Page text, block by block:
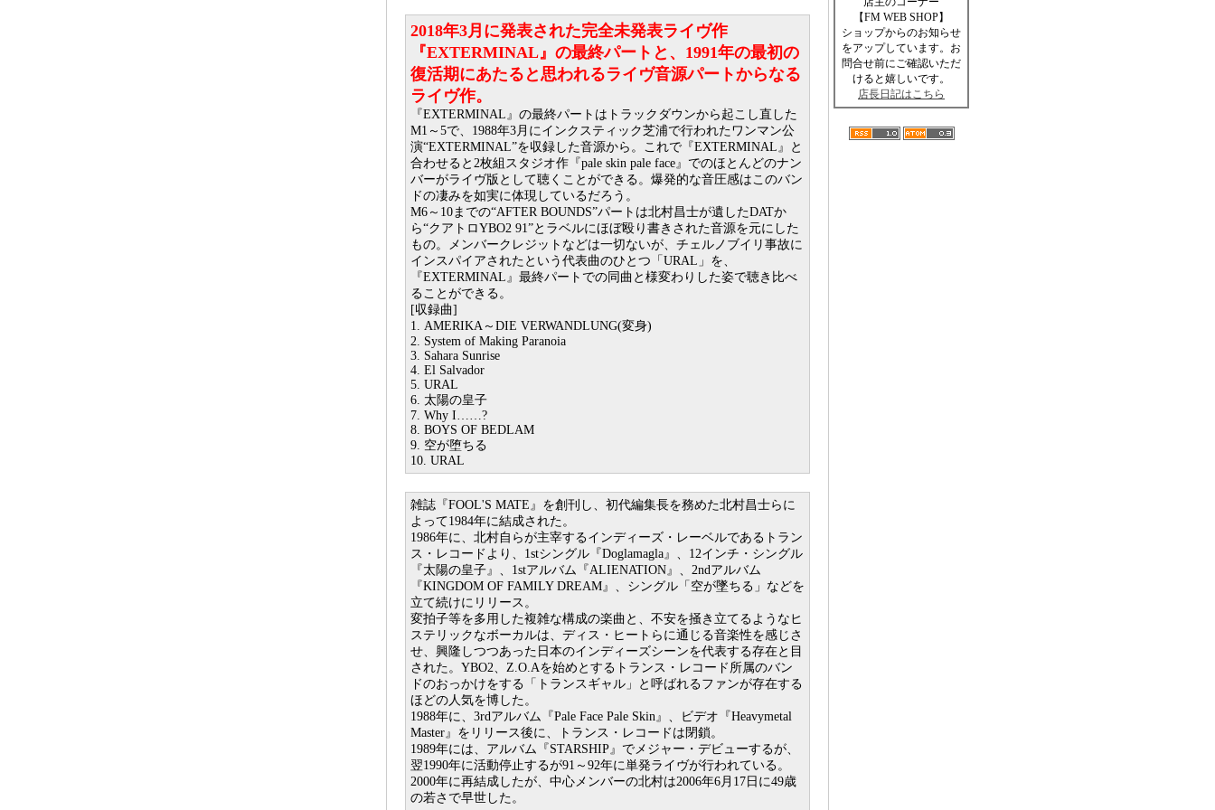
2018年3月に発表された完全未発表ライヴ作
『EXTERMINAL』の最終パートと、1991年の最初の
復活期にあたると思われるライヴ音源パートからなる
ライヴ作。
『EXTERMINAL』の最終パートはトラックダウンから起こし直した
M1～5で、1988年3月にインクスティック芝浦で行われたワンマン公
演“EXTERMINAL”を収録した音源から。これで『EXTERMINAL』と
合わせると2枚組スタジオ作『pale skin pale face』でのほとんどのナン
バーがライヴ版として聴くことができる。爆発的な音圧感はこのバン
ドの凄みを如実に体現しているだろう。
M6～10までの“AFTER BOUNDS”パートは北村昌士が遺したDATか
ら“クアトロYBO2 91”とラベルにほぼ殴り書きされた音源を元にした
もの。メンバークレジットなどは一切ないが、チェルノブイリ事故に
インスパイアされたという代表曲のひとつ「URAL」を、
『EXTERMINAL』最終パートでの同曲と様変わりした姿で聴き比べ
ることができる。
[収録曲]
1. AMERIKA～DIE VERWANDLUNG(変身)
2. System of Making Paranoia
3. Sahara Sunrise
4. El Salvador
5. URAL
6. 太陽の皇子
7. Why I……?
8. BOYS OF BEDLAM
9. 空が堕ちる
10. URAL
雑誌『FOOL'S MATE』を創刊し、初代編集長を務めた北村昌士らに
よって1984年に結成された。
1986年に、北村自らが主宰するインディーズ・レーベルであるトラン
ス・レコードより、1stシングル『Doglamagla』、12インチ・シングル
『太陽の皇子』、1stアルバム『ALIENATION』、2ndアルバム
『KINGDOM OF FAMILY DREAM』、シングル「空が墜ちる」などを
立て続けにリリース。
変拍子等を多用した複雑な構成の楽曲と、不安を掻き立てるようなヒ
ステリックなボーカルは、ディス・ヒートらに通じる音楽性を感じさ
せ、興隆しつつあった日本のインディーズシーンを代表する存在と目
された。YBO2、Z.O.Aを始めとするトランス・レコード所属のバン
ドのおっかけをする「トランスギャル」と呼ばれるファンが存在する
ほどの人気を博した。
1988年に、3rdアルバム『Pale Face Pale Skin』、ビデオ『Heavymetal
Master』をリリース後に、トランス・レコードは閉鎖。
1989年には、アルバム『STARSHIP』でメジャー・デビューするが、
翌1990年に活動停止するが91～92年に単発ライヴが行われている。
2000年に再結成したが、中心メンバーの北村は2006年6月17日に49歳
の若さで早世した。
【FM WEB SHOP】
ショップからのお知らせ
をアップしています。お
問合せ前にご確認いただ
けると嬉しいです。
店長日記はこちら